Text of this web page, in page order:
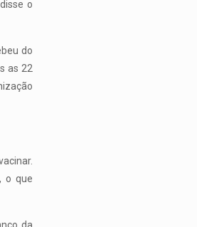
o
do
as 22
o que